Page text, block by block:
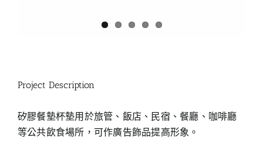
Project Description
矽膠餐墊杯墊用於旅管、飯店、民宿、餐廳、咖啡廳
等公共飲食場所，可作廣告飾品提高形象。